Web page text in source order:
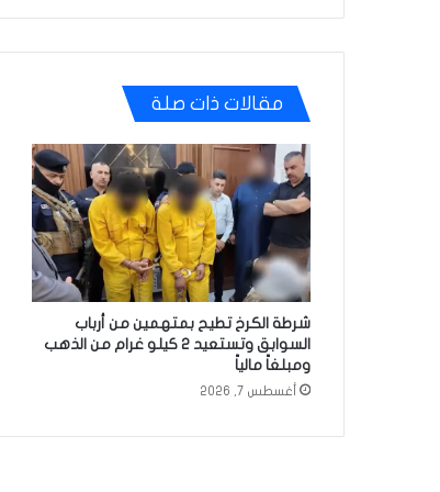
مقالات ذات صلة
شرطة الكرخ تطيح بمتهمين من أرباب
السوابق وتستعيد 2 كيلو غرام من الذهب
ومبلغاً مالياً
أغسطس 7, 2026